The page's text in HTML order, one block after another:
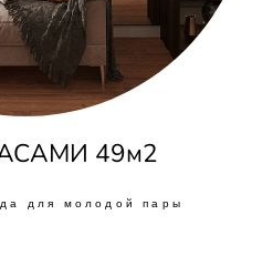
49м2
для молодой пары